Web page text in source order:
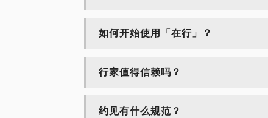
如何开始使用「在行」？
行家值得信赖吗？
约见有什么规范？